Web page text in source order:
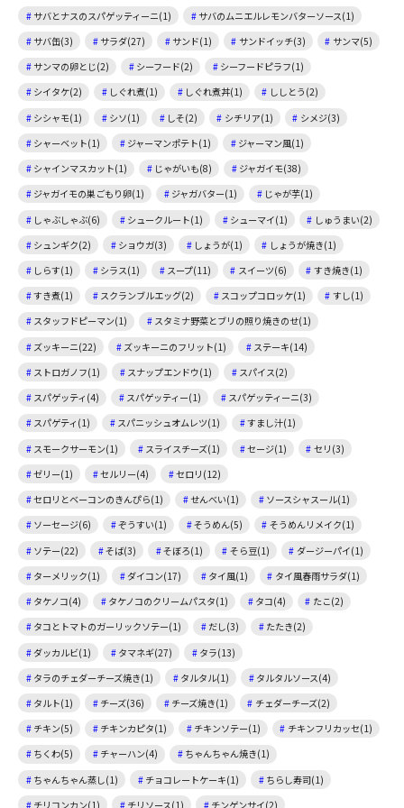
サバとナスのスパゲッティーニ(1)
サバのムニエルレモンバターソース(1)
サバ缶(3)
サラダ(27) サンド(1) サンドイッチ(3)
サンマ(5)
サンマの卵とじ(2)
シーフード(2)
シーフードピラフ(1)
シイタケ(2)
しぐれ煮(1) しぐれ煮丼(1)
ししとう(2)
シシャモ(1)
シソ(1) しそ(2) シチリア(1)
シメジ(3)
シャーベット(1)
ジャーマンポテト(1)
ジャーマン風(1)
シャインマスカット(1)
じゃがいも(8)
ジャガイモ(38)
ジャガイモの巣ごもり卵(1)
ジャガバター(1)
じゃが芋(1)
しゃぶしゃぶ(6)
シュークルート(1) シューマイ(1)
しゅうまい(2)
シュンギク(2)
ショウガ(3) しょうが(1)
しょうが焼き(1)
しらす(1)
シラス(1) スープ(11) スイーツ(6)
すき焼き(1)
すき煮(1)
スクランブルエッグ(2) スコップコロッケ(1)
すし(1)
スタッフドピーマン(1)
スタミナ野菜とブリの照り焼きのせ(1)
ズッキーニ(22)
ズッキーニのフリット(1)
ステーキ(14)
ストロガノフ(1)
スナップエンドウ(1)
スパイス(2)
スパゲッティ(4)
スパゲッティー(1)
スパゲッティーニ(3)
スパゲティ(1)
スパニッシュオムレツ(1)
すまし汁(1)
スモークサーモン(1)
スライスチーズ(1) セージ(1)
セリ(3)
ゼリー(1)
セルリー(4)
セロリ(12)
セロリとベーコンのきんぴら(1)
せんべい(1)
ソースシャスール(1)
ソーセージ(6)
ぞうすい(1) そうめん(5)
そうめんリメイク(1)
ソテー(22)
そば(3) そぼろ(1) そら豆(1)
ダージーパイ(1)
ターメリック(1)
ダイコン(17) タイ風(1)
タイ風春雨サラダ(1)
タケノコ(4)
タケノコのクリームパスタ(1) タコ(4)
たこ(2)
タコとトマトのガーリックソテー(1)
だし(3)
たたき(2)
ダッカルビ(1)
タマネギ(27)
タラ(13)
タラのチェダーチーズ焼き(1)
タルタル(1)
タルタルソース(4)
タルト(1)
チーズ(36) チーズ焼き(1)
チェダーチーズ(2)
チキン(5)
チキンカピタ(1) チキンソテー(1)
チキンフリカッセ(1)
ちくわ(5)
チャーハン(4)
ちゃんちゃん焼き(1)
ちゃんちゃん蒸し(1)
チョコレートケーキ(1)
ちらし寿司(1)
チリコンカン(1)
チリソース(1) チンゲンサイ(2)